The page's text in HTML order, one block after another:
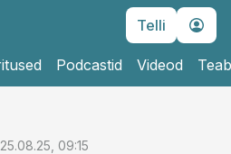
Telli
Podcastid Videod
25.08.25, 09:15